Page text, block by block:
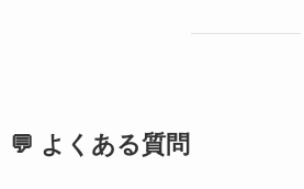
💬 よくある質問